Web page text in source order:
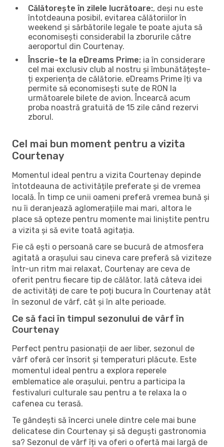
Călătorește în zilele lucrătoare:, deși nu este
întotdeauna posibil, evitarea călătoriilor în
weekend și sărbătorile legale te poate ajuta să
economisești considerabil la zborurile către
aeroportul din Courtenay.
Înscrie-te la eDreams Prime: ia în considerare
cel mai exclusiv club al nostru și îmbunătățește-
ți experiența de călătorie. eDreams Prime îți va
permite să economisești sute de RON la
următoarele bilete de avion. Încearcă acum
proba noastră gratuită de 15 zile când rezervi
zborul.
Cel mai bun moment pentru a vizita
Courtenay
Momentul ideal pentru a vizita Courtenay depinde
întotdeauna de activitățile preferate și de vremea
locală. În timp ce unii oameni preferă vremea bună și
nu îi deranjează aglomerațiile mai mari, altora le
place să opteze pentru momente mai liniștite pentru
a vizita și să evite toată agitația.
Fie că ești o persoană care se bucură de atmosfera
agitată a orașului sau cineva care preferă să viziteze
într-un ritm mai relaxat, Courtenay are ceva de
oferit pentru fiecare tip de călător. Iată câteva idei
de activități de care te poți bucura în Courtenay atât
în ​​sezonul de vârf, cât și în alte perioade.
Ce să faci în timpul sezonului de vârf în
Courtenay
Perfect pentru pasionații de aer liber, sezonul de
vârf oferă cer însorit și temperaturi plăcute. Este
momentul ideal pentru a explora reperele
emblematice ale orașului, pentru a participa la
festivaluri culturale sau pentru a te relaxa la o
cafenea cu terasă.
Te gândești să încerci unele dintre cele mai bune
delicatese din Courtenay și să deguști gastronomia
sa? Sezonul de vârf îți va oferi o ofertă mai largă de